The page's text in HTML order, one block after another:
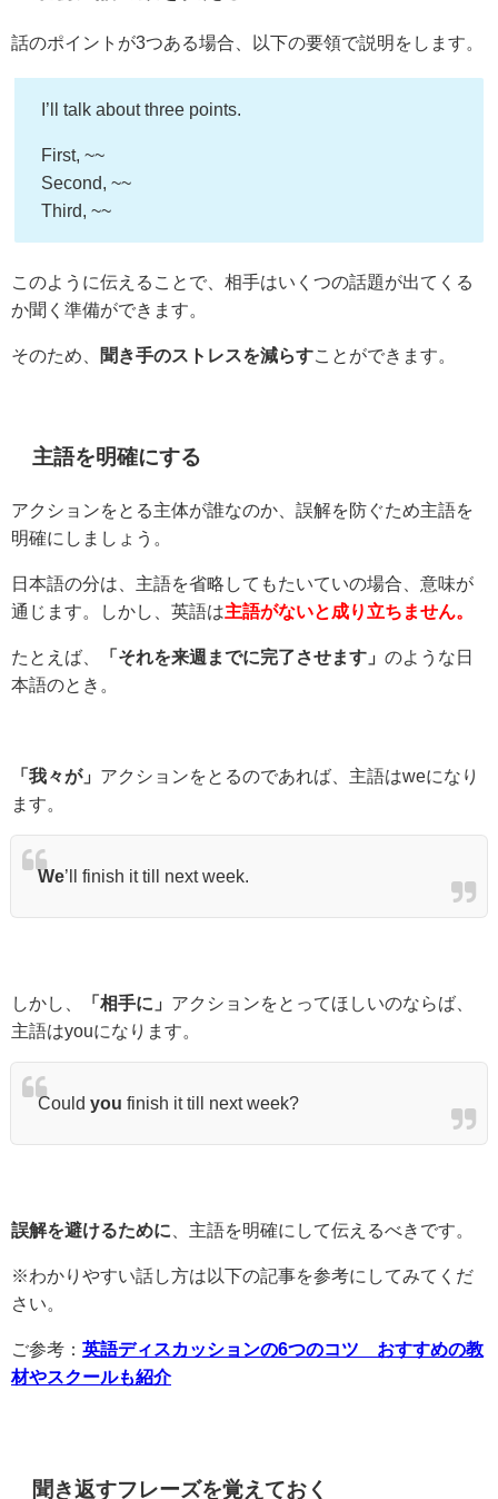
話のポイントが3つある場合、以下の要領で説明をします。
I’ll talk about three points.
First, ~~
Second, ~~
Third, ~~
このように伝えることで、相手はいくつの話題が出てくる
か聞く準備ができます。
そのため、 聞き手のストレスを減らす ことができます。
主語を明確にする
アクションをとる主体が誰なのか、誤解を防ぐため主語を
明確にしましょう。
日本語の分は、主語を省略してもたいていの場合、意味が
通じます。しかし、英語は主語がないと成り立ちません。
たとえば、 「それを来週までに完了させます」 のような日
本語のとき。
「我々が」 アクションをとるのであれば、主語はweになり
ます。
We’ll finish it till next week.
しかし、 「相手に」 アクションをとってほしいのならば、
主語はyouになります。
Could you finish it till next week?
誤解を避けるために 、主語を明確にして伝えるべきです。
※わかりやすい話し方は以下の記事を参考にしてみてくだ
さい。
ご参考： 英語ディスカッションの6つのコツ おすすめの教
材やスクールも紹介
聞き返すフレーズを覚えておく